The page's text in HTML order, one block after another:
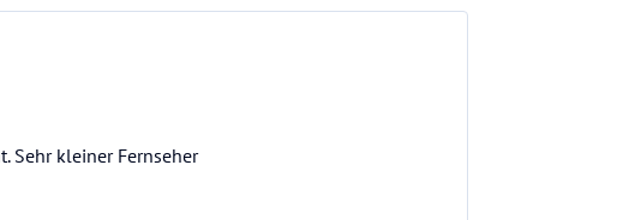
Sehr kleiner Fernseher